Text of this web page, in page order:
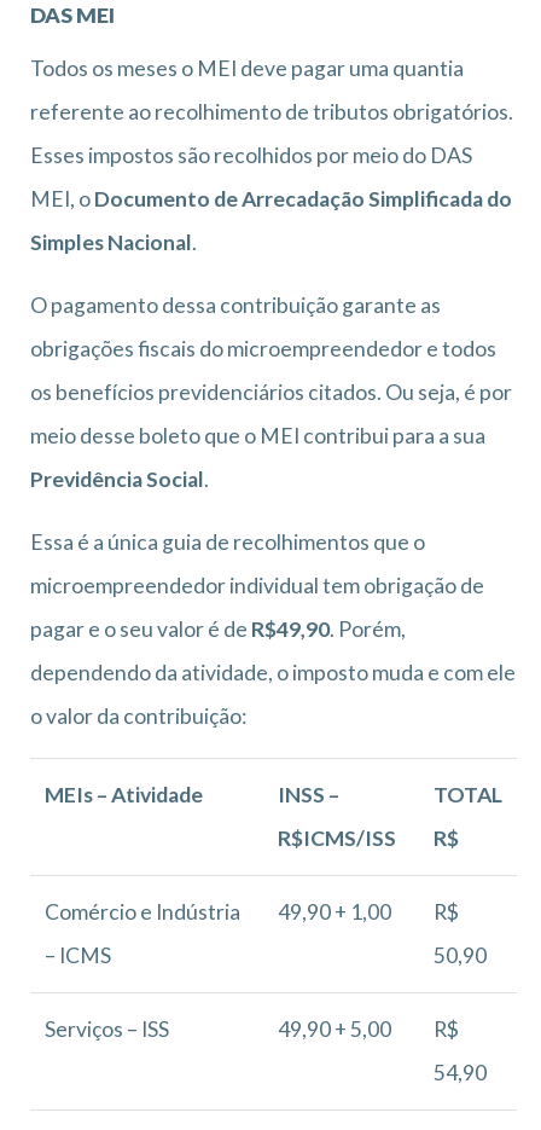
DAS MEI
Todos os meses o MEI deve pagar uma quantia
referente ao recolhimento de tributos obrigatórios.
Esses impostos são recolhidos por meio do DAS
MEI, oDocumento de Arrecadação Simplificada do
Simples Nacional.
O pagamento dessa contribuição garante as
obrigações fiscais do microempreendedor e todos
os benefícios previdenciários citados. Ou seja, é por
meio desse boleto que o MEI contribui para a sua
Previdência Social.
Essa é a única guia de recolhimentos que o
microempreendedor individual tem obrigação de
pagar e o seu valor é de R$49,90. Porém,
dependendo da atividade, o imposto muda e com ele
o valor da contribuição:
MEIs – Atividade
INSS –
R$ICMS/ISS
TOTAL
R$
Comércio e Indústria
– ICMS
49,90 + 1,00
R$
50,90
Serviços – ISS 49,90 + 5,00
R$
54,90